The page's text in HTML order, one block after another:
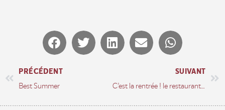
PRÉCÉDENT
Best Summer
SUIVANT
C’est la rentrée ! le restaurant est ouvert dès mercredi 3 septembre. Ouvert aussi les samedis 6 et 20 sept.